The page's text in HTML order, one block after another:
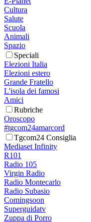
Cultura
Salute
Scuola
Animali
Spazio
Speciali
Elezioni Italia
Elezioni estero
Grande Fratello
L'isola dei famosi
Amici
Rubriche
Oroscopo
#tgcom24amarcord
Tgcom24 Consiglia
Mediaset Infinity
R101
Radio 105
Virgin Radio
Radio Montecarlo
Radio Subasio
Comingsoon
Superguidatv
Zuppa di Porro